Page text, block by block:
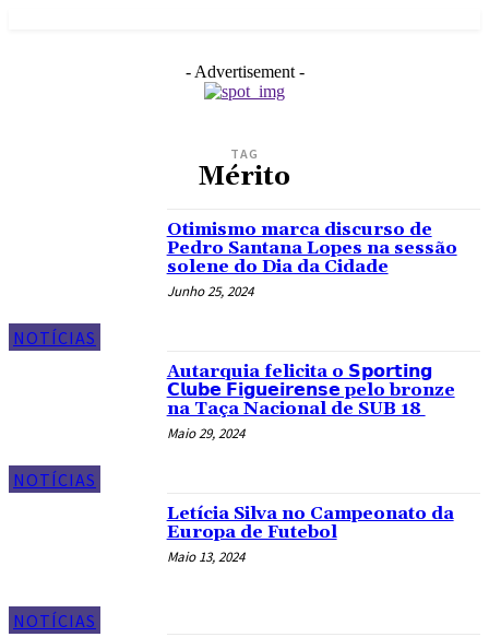
- Advertisement -
TAG
Mérito
NOTÍCIAS
Otimismo marca discurso de
Pedro Santana Lopes na sessão
solene do Dia da Cidade
Junho 25, 2024
NOTÍCIAS
Autarquia felicita o 𝗦𝗽𝗼𝗿𝘁𝗶𝗻𝗴
𝗖𝗹𝘂𝗯𝗲 𝗙𝗶𝗴𝘂𝗲𝗶𝗿𝗲𝗻𝘀𝗲 pelo bronze
na Taça Nacional de SUB 18
Maio 29, 2024
NOTÍCIAS
Letícia Silva no Campeonato da
Europa de Futebol
Maio 13, 2024